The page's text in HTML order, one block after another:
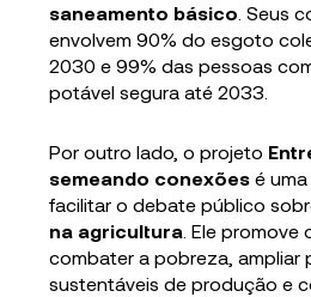
saneamento básico . Seus
envolvem 90% do esgoto
2030 e 99% das pessoas
potável segura até 2033.
Por outro lado, o projeto
semeando conexões é
facilitar o debate público
na agricultura . Ele
combater a pobreza, ampliar
sustentáveis de produção e